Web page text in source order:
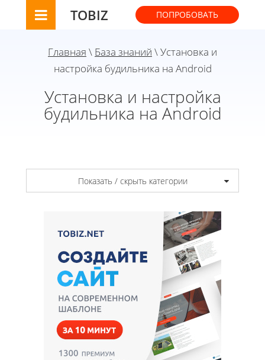
TOBIZ ПОПРОБОВАТЬ
Главная \ База знаний \ Установка и
настройка будильника на Android
Установка и настройка
будильника на Android
Показать / скрыть категории